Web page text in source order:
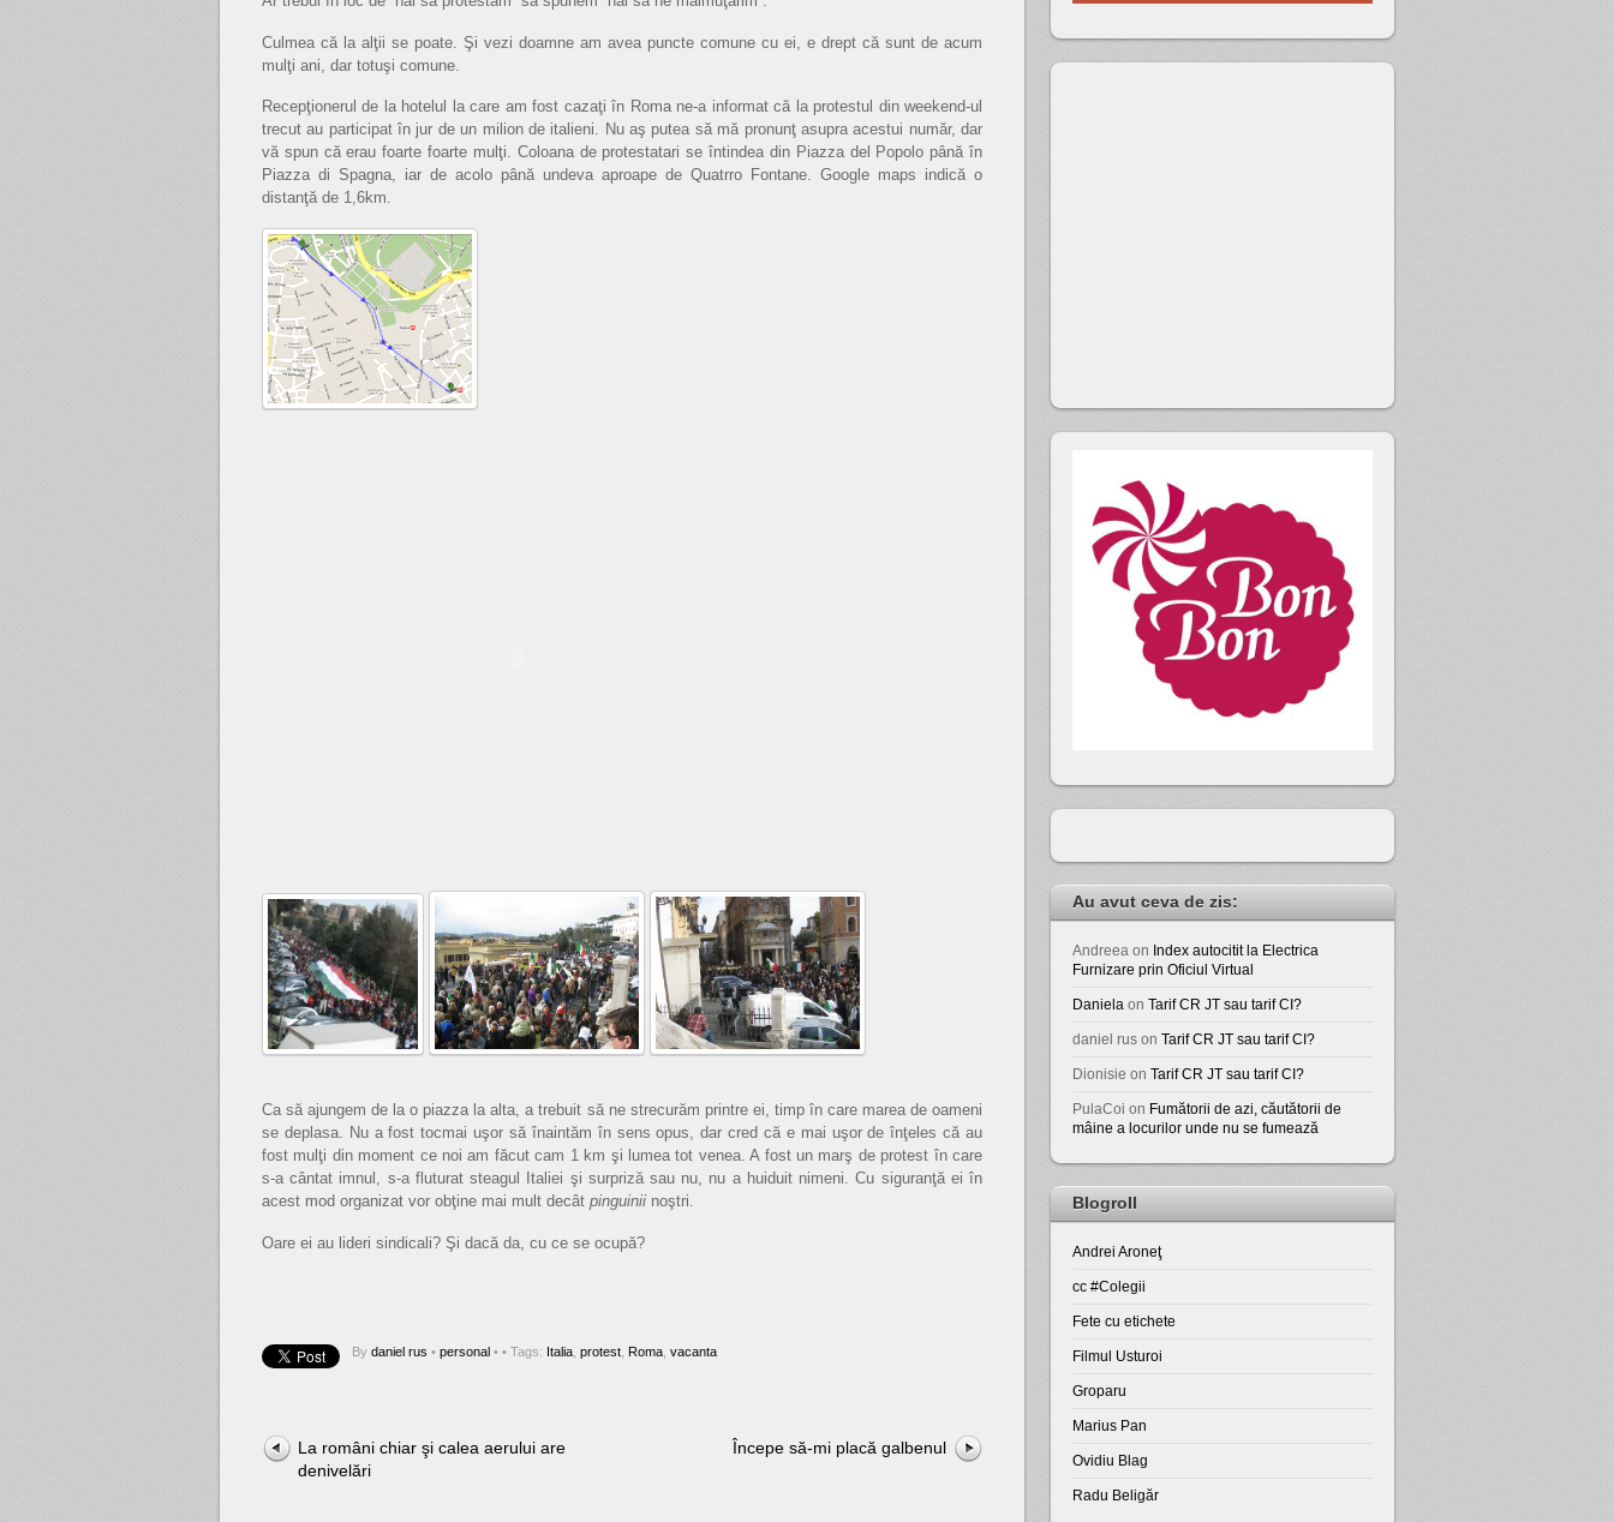
Culmea că la alţii se poate. Şi vezi doamne am avea puncte comune cu ei, e drept că sunt de acum
mulţi ani, dar totuşi comune.
Recepţionerul de la hotelul la care am fost cazaţi în Roma ne-a informat că la protestul din weekend-ul
trecut au participat în jur de un milion de italieni. Nu aş putea să mă pronunţ asupra acestui număr, dar
vă spun că erau foarte foarte mulţi. Coloana de protestatari se întindea din Piazza del Popolo până în
Piazza di Spagna, iar de acolo până undeva aproape de Quatrro Fontane. Google maps indică o
distanţă de 1,6km.
Ca să ajungem de la o piazza la alta, a trebuit să ne strecurăm printre ei, timp în care marea de oameni
se deplasa. Nu a fost tocmai uşor să înaintăm în sens opus, dar cred că e mai uşor de înţeles că au
fost mulţi din moment ce noi am făcut cam 1 km şi lumea tot venea. A fost un marş de protest în care
s-a cântat imnul, s-a fluturat steagul Italiei şi surpriză sau nu, nu a huiduit nimeni. Cu siguranţă ei în
acest mod organizat vor obţine mai mult decât pinguinii noştri.
Oare ei au lideri sindicali? Şi dacă da, cu ce se ocupă?
By daniel rus • personal • • Tags: Italia protest Roma vacanta
La români chiar şi calea aerului are
denivelări
Începe să-mi placă galbenul
Au avut ceva de zis:
Andreea on Index autocitit la Electrica
Furnizare prin Oficiul Virtual
Daniela on Tarif CR JT sau tarif CI?
daniel rus on Tarif CR JT sau tarif CI?
Dionisie on Tarif CR JT sau tarif CI?
PulaCoi on Fumătorii de azi, căutătorii de
mâine a locurilor unde nu se fumează
Blogroll
Andrei Aroneţ
cc #Colegii
Fete cu etichete
Filmul Usturoi
Groparu
Marius Pan
Ovidiu Blag
Radu Beligăr